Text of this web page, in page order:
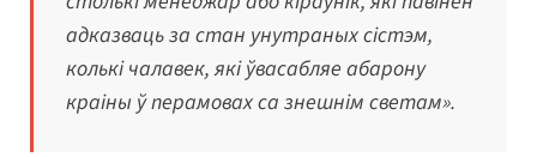
адказваць за стан унутраных сістэм,
колькі чалавек, які ўвасабляе абарону
краіны ў перамовах са знешнім светам».